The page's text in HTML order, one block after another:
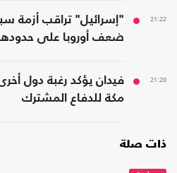
21:22
"إسرائيل" تراقب أزمة
ضعف أوروبا على حدودها
21:20
فيدان يؤكد رغبة دول
مكة للدفاع المشترك
ذات صلة